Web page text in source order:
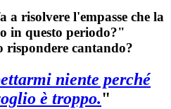
a risolvere l'empasse che la
in questo periodo?"
rispondere cantando?
niente perché
è troppo."